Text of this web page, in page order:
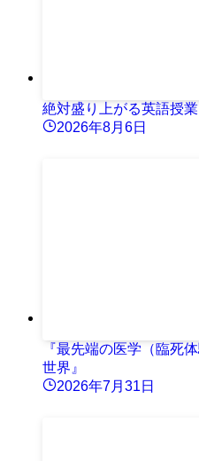
絶対盛り上がる英語授
2026年8月6日
『最先端の医学（臨死
世界』
2026年7月31日